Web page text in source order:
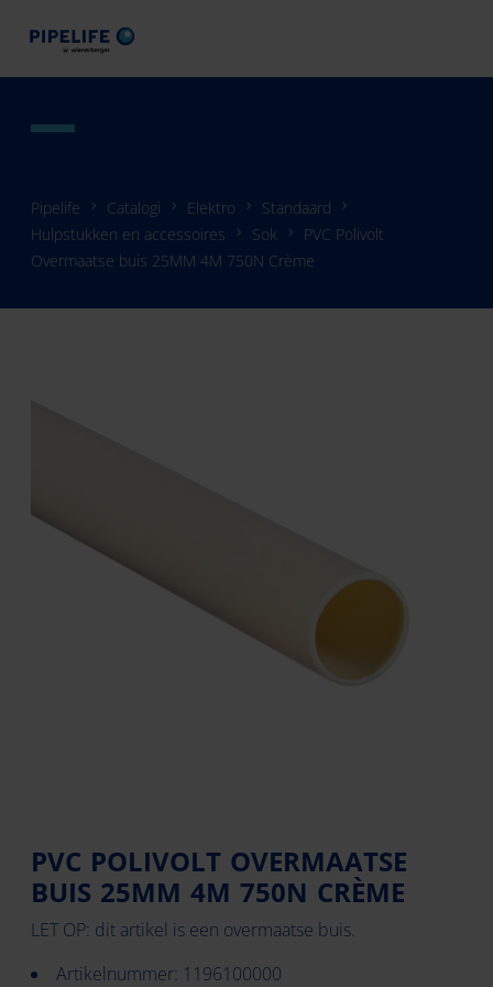
Pipelife Catalogi Elektro
Standaard
Hulpstukken en accessoires
Sok
PVC Polivolt
Overmaatse buis 25MM 4M 750N Crème
PVC POLIVOLT OVERMAATSE
BUIS 25MM 4M 750N CRÈME
LET OP: dit artikel is een overmaatse buis.
Artikelnummer: 1196100000